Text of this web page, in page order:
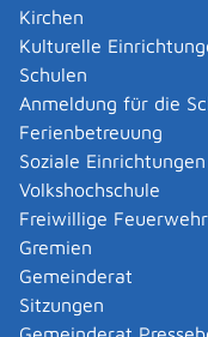
Kirchen
Kulturelle
Schulen
Anmeldung für die
Ferienbetreuung
Soziale Einrichtungen
Volkshochschule
Freiwillige Feuerwehr
Gremien
Gemeinderat
Sitzungen